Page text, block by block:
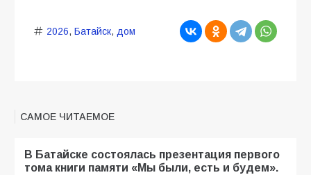
2026, Батайск, дом
САМОЕ ЧИТАЕМОЕ
В Батайске состоялась презентация первого
тома книги памяти «Мы были, есть и будем».